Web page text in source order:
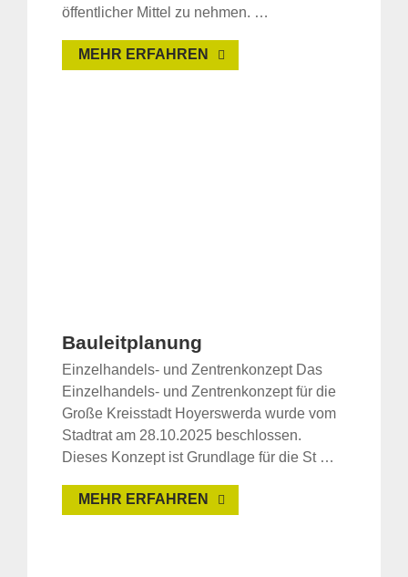
öffentlicher Mittel zu nehmen. …
MEHR ERFAHREN
Bauleitplanung
Einzelhandels- und Zentrenkonzept Das
Einzelhandels- und Zentrenkonzept für die
Große Kreisstadt Hoyerswerda wurde vom
Stadtrat am 28.10.2025 beschlossen.
Dieses Konzept ist Grundlage für die St …
MEHR ERFAHREN